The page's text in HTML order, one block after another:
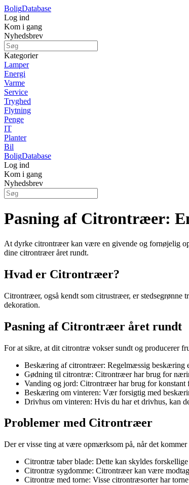
BoligDatabase
Log ind
Kom i gang
Nyhedsbrev
Kategorier
Lamper
Energi
Varme
Service
Tryghed
Flytning
Penge
IT
Planter
Bil
BoligDatabase
Log ind
Kom i gang
Nyhedsbrev
Pasning af Citrontræer:
At dyrke citrontræer kan være en givende og fornøjelig
dine citrontræer året rundt.
Hvad er Citrontræer?
Citrontræer, også kendt som citrustræer, er stedsegrønne
dekoration.
Pasning af Citrontræer året rundt
For at sikre, at dit citrontræ vokser sundt og producerer
Beskæring af citrontræer: Regelmæssig beskæring
Gødning til citrontræ: Citrontræer har brug for
Vanding og jord: Citrontræer har brug for konstant
Beskæring om vinteren: Vær forsigtig med
Drivhus om vinteren: Hvis du har et drivhus, kan
Problemer med Citrontræer
Der er visse ting at være opmærksom på, når det
Citrontræ taber blade: Dette kan skyldes
Citrontræ sygdomme: Citrontræer kan være
Citrontræ med torne: Visse citrontræsorter har